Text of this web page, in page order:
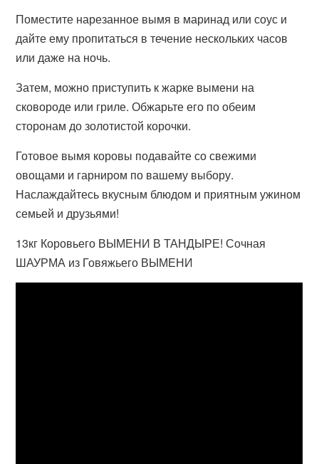
Поместите нарезанное вымя в маринад или соус и
дайте ему пропитаться в течение нескольких часов
или даже на ночь.
Затем, можно приступить к жарке вымени на
сковороде или гриле. Обжарьте его по обеим
сторонам до золотистой корочки.
Готовое вымя коровы подавайте со свежими
овощами и гарниром по вашему выбору.
Наслаждайтесь вкусным блюдом и приятным ужином
семьей и друзьями!
13кг Коровьего ВЫМЕНИ В ТАНДЫРЕ! Сочная
ШАУРМА из Говяжьего ВЫМЕНИ